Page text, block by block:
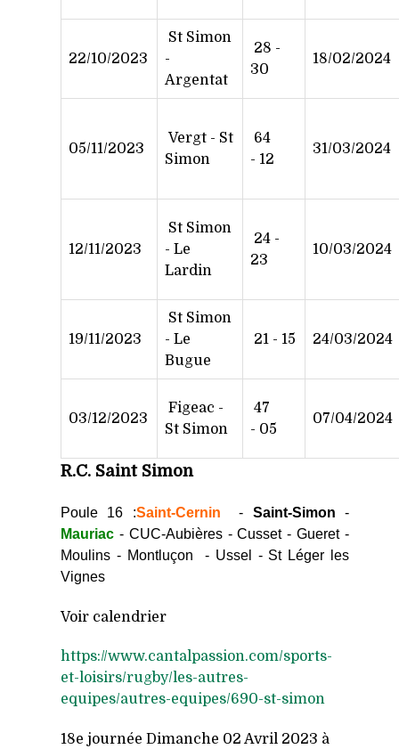
22/10/2023
St Simon
-
Argentat
28 -
30
18/02/2024
05/11/2023
Vergt - St
Simon
64
- 12
31/03/2024
12/11/2023
St Simon
- Le
Lardin
24 -
23
10/03/2024
19/11/2023
St Simon
- Le
Bugue
21 - 15 24/03/2024
03/12/2023
Figeac -
St Simon
47
- 05
07/04/2024
R.C. Saint Simon
Poule 16 :Saint-Cernin - Saint-Simon -
Mauriac - CUC-Aubières - Cusset - Gueret -
Moulins - Montluçon
- Ussel - St Léger les
Vignes
Voir calendrier
https://www.cantalpassion.com/sports-
et-loisirs/rugby/les-autres-
equipes/autres-equipes/690-st-simon
18e journée Dimanche 02 Avril 2023 à